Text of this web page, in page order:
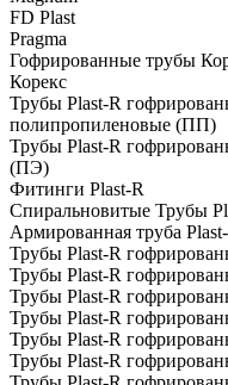
FD Plast
Pragma
Гофрированные трубы
Корекс
Трубы Plast-R
полипропиленовые (ПП)
Трубы Plast-R
(ПЭ)
Фитинги Plast-R
Спиральновитые Трубы
Армированная труба
Трубы Plast-R
Трубы Plast-R
Трубы Plast-R
Трубы Plast-R
Трубы Plast-R
Трубы Plast-R